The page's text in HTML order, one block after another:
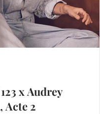
x Audrey
Acte 2